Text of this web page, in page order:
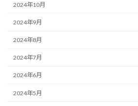
2024年10月
2024年9月
2024年8月
2024年7月
2024年6月
2024年5月